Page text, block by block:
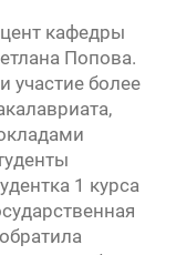
кафедры
Попова.
участие более
1 курса